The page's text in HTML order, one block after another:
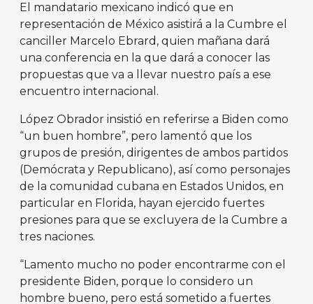
El mandatario mexicano indicó que en
representación de México asistirá a la Cumbre el
canciller Marcelo Ebrard, quien mañana dará
una conferencia en la que dará a conocer las
propuestas que va a llevar nuestro país a ese
encuentro internacional.
López Obrador insistió en referirse a Biden como
“un buen hombre”, pero lamentó que los
grupos de presión, dirigentes de ambos partidos
(Demócrata y Republicano), así como personajes
de la comunidad cubana en Estados Unidos, en
particular en Florida, hayan ejercido fuertes
presiones para que se excluyera de la Cumbre a
tres naciones.
“Lamento mucho no poder encontrarme con el
presidente Biden, porque lo considero un
hombre bueno, pero está sometido a fuertes